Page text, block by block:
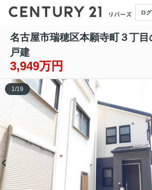
ロ
名古屋市瑞穂区本願寺町３丁目
戸建
3,949万円
1/19